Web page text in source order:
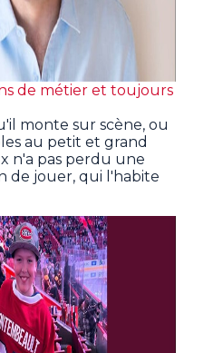
de métier et toujours
monte sur scène, ou
au petit et grand
n'a pas perdu une
de jouer, qui l'habite